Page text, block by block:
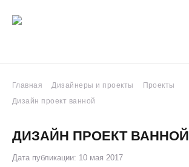
Главная Дизайнеры и проекты
Проекты
Дизайн проект ванной
ДИЗАЙН ПРОЕКТ ВАННОЙ
Дата публикации: 10 мая 2017